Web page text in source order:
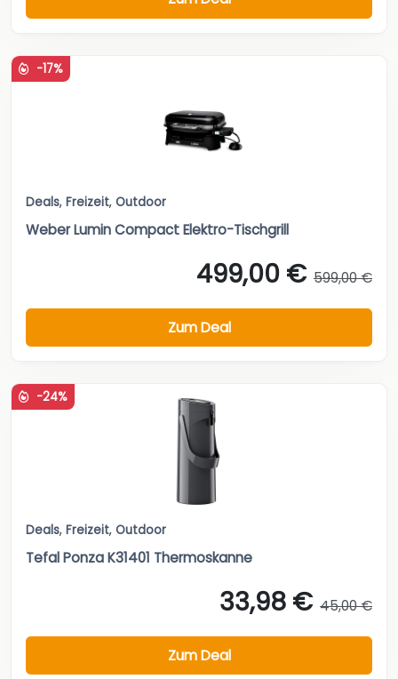
-17%
Deals, Freizeit, Outdoor
Weber Lumin Compact Elektro-Tischgrill
499,00 € 599,00 €
Zum Deal
-24%
Deals, Freizeit, Outdoor
Tefal Ponza K31401 Thermoskanne
33,98 € 45,00 €
Zum Deal